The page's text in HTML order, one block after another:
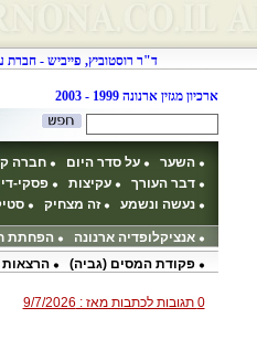
ד"ר רוסטוביץ, פייביש - חברת
ארכיון מגזין ארנונה 1999 - 2003
השער על סדר היום חברה
דבר העורך
עקיצות פסקי-
נעשה ונשמע
זה מצחיק
אנציקלופדיה ארנונה
הפחתת
פקודת המסים (גביה)
הרצאות
0 תגובות לכתבות מאז : 9/7/2026